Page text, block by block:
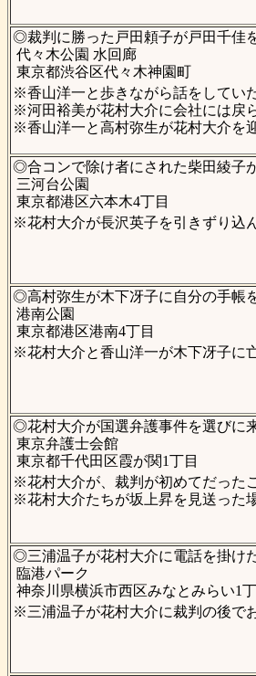
◎裁判に勝った戸田頼子が戸田千佳
代々木公園 水回廊
東京都渋谷区代々木神園町
※香山洋一と歩きながら話をしてい
※河田裕美が花村大介に会社には戻
※香山洋一と高村弥生が花村大介を
◎合コンで除け者にされた柴田綾子
三河台公園
東京都港区六本木4丁目
※花村大介が長沢英子を引きずり込
◎高村弥生が木下冴子に自分の手帳
港南公園
東京都港区港南4丁目
※花村大介と香山洋一が木下冴子に
◎花村大介が国選弁護事件を選びに
東京弁護士会館
東京都千代田区霞が関1丁目
※花村大介が、裁判が初めてだった
※花村大介たちが坂上昇を見送った
◎三浦温子が花村大介に電話を掛け
臨港パーク
神奈川県横浜市西区みなとみらい1
※三浦温子が花村大介に裁判の後で